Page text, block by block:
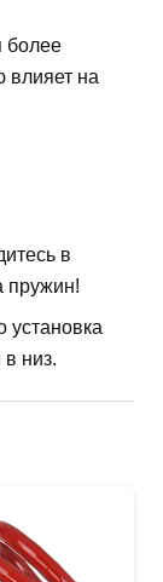
более
влияет на
в
пружин!
установка
низ.